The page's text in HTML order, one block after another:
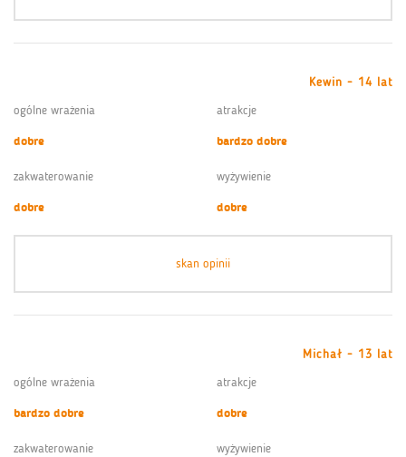
Kewin - 14 lat
ogólne wrażenia
dobre
atrakcje
bardzo dobre
zakwaterowanie
dobre
wyżywienie
dobre
skan opinii
Michał - 13 lat
ogólne wrażenia
bardzo dobre
atrakcje
dobre
zakwaterowanie
wyżywienie